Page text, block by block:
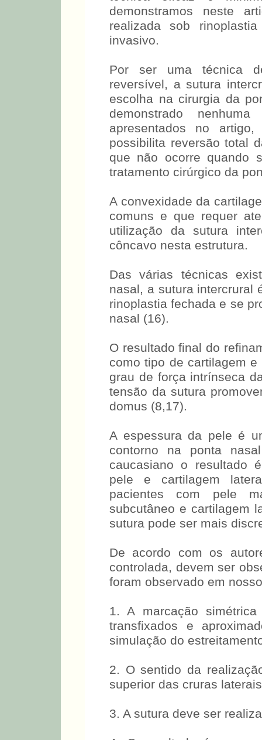
demonstramos neste
realizada sob
invasivo.
Por ser uma técnica
reversível, a sutura
escolha na cirurgia da
demonstrado
apresentados no
possibilita reversão total
que não ocorre quando
tratamento cirúrgico da
A convexidade da
comuns e que requer
utilização da sutura
côncavo nesta estrutura.
Das várias técnicas
nasal, a sutura intercrural
rinoplastia fechada e se
nasal (16).
O resultado final do
como tipo de cartilagem
grau de força intrínseca
tensão da sutura
domus (8,17).
A espessura da pele é
contorno na ponta
caucasiano o resultado
pele e cartilagem
pacientes com pele
subcutâneo e cartilagem
sutura pode ser mais
De acordo com os
controlada, devem ser
foram observado em
1. A marcação
transfixados e
simulação do
2. O sentido da
superior das cruras
3. A sutura deve ser